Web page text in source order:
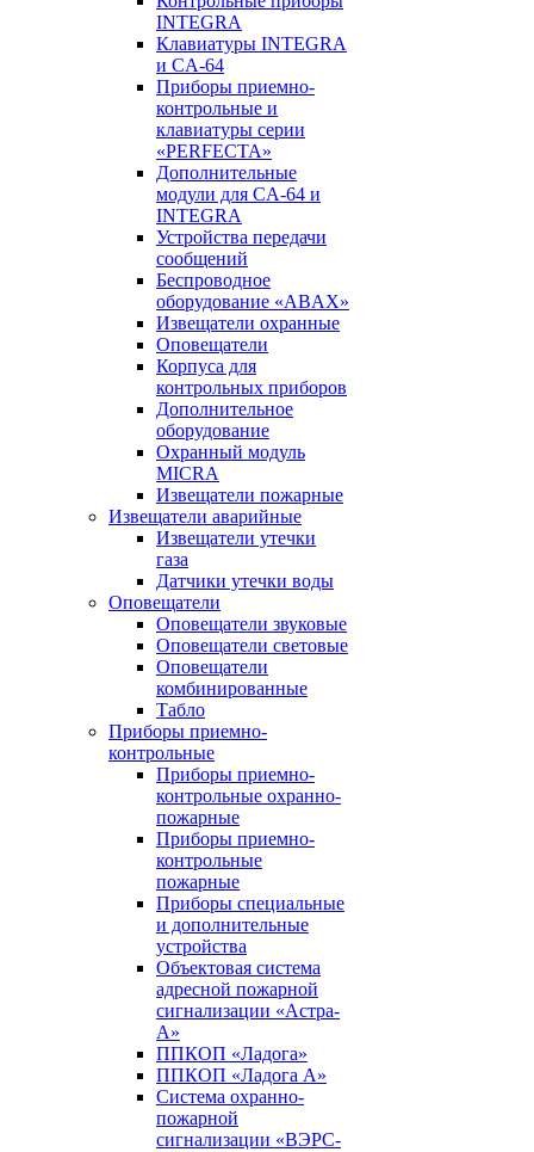
INTEGRA
Клавиатуры INTEGRA
и CA-64
Приборы приемно-
контрольные и
клавиатуры серии
«PERFECTA»
Дополнительные
модули для CA-64 и
INTEGRA
Устройства передачи
сообщений
Беспроводное
оборудование «ABAX»
Извещатели охранные
Оповещатели
Корпуса для
контрольных приборов
Дополнительное
оборудование
Охранный модуль
MICRA
Извещатели пожарные
Извещатели аварийные
Извещатели утечки
газа
Датчики утечки воды
Оповещатели
Оповещатели звуковые
Оповещатели световые
Оповещатели
комбинированные
Табло
Приборы приемно-
контрольные
Приборы приемно-
контрольные охранно-
пожарные
Приборы приемно-
контрольные
пожарные
Приборы специальные
и дополнительные
устройства
Объектовая система
адресной пожарной
сигнализации «Астра-
А»
ППКОП «Ладога»
ППКОП «Ладога А»
Система охранно-
пожарной
сигнализации «ВЭРС-